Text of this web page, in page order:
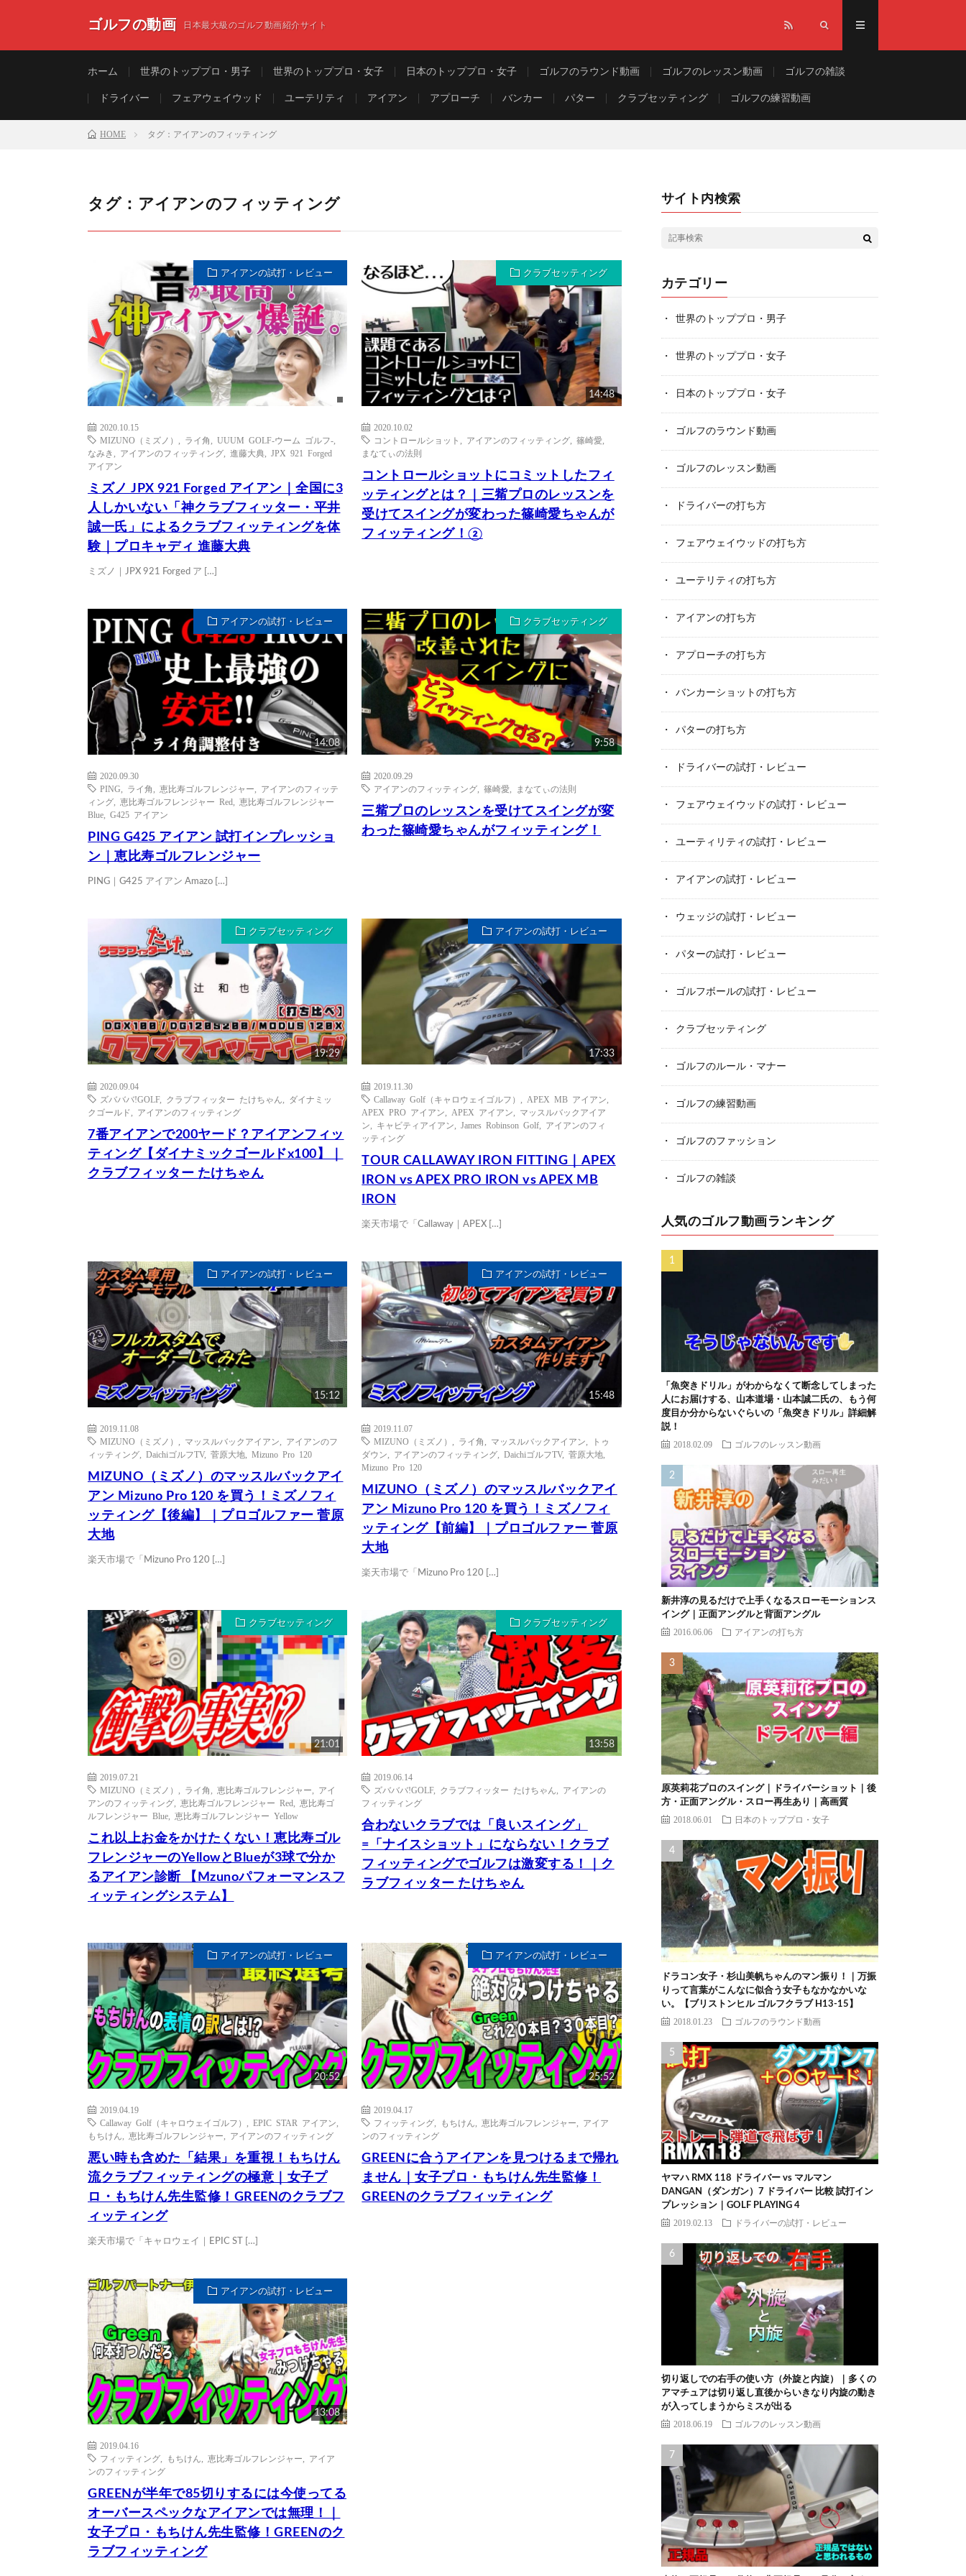
ゴルフの動画 日本最大級のゴルフ動画紹介サイト
ホーム 世界のトッププロ・男子 世界のトッププロ・女子 日本のトッププロ・女子 ゴルフのラウンド動画 ゴルフのレッスン動画 ゴルフの雑談
ドライバー フェアウェイウッド ユーテリティ アイアン アプローチ バンカー パター クラブセッティング ゴルフの練習動画
HOME タグ：アイアンのフィッティング
タグ：アイアンのフィッティング
アイアンの試打・レビュー
2020.10.15
MIZUNO（ミズノ）
ライ角 UUUM GOLF-ウーム ゴルフ-
なみき
アイアンのフィッティング 進藤大典
JPX 921 Forged
アイアン
ミズノ JPX 921 Forged アイアン｜全国に3
人しかいない「神クラブフィッター・平井
誠一氏」によるクラブフィッティングを体
験｜プロキャディ 進藤大典
ミズノ｜JPX 921 Forged ア […]
クラブセッティング
14:48
2020.10.02
コントロールショット
アイアンのフィッティング ,篠崎愛
まなてぃの法則
コントロールショットにコミットしたフィ
ッティングとは？｜三觜プロのレッスンを
受けてスイングが変わった篠崎愛ちゃんが
フィッティング！②
アイアンの試打・レビュー
14:08
2020.09.30
PING
ライ角 恵比寿ゴルフレンジャー
アイアンのフィッテ
ィング
恵比寿ゴルフレンジャー Red
恵比寿ゴルフレンジャー
Blue
G425 アイアン
PING G425 アイアン 試打インプレッショ
ン｜恵比寿ゴルフレンジャー
PING｜G425 アイアン Amazo […]
クラブセッティング
9:58
2020.09.29
アイアンのフィッティング ,篠崎愛 まなてぃの法則
三觜プロのレッスンを受けてスイングが変
わった篠崎愛ちゃんがフィッティング！
クラブセッティング
19:29
2020.09.04
ズバババ!GOLF, クラブフィッター たけちゃん
ダイナミッ
クゴールド
アイアンのフィッティング
7番アイアンで200ヤード？アイアンフィッ
ティング【ダイナミックゴールドx100】｜
クラブフィッター たけちゃん
アイアンの試打・レビュー
17:33
2019.11.30
Callaway Golf（キャロウェイゴルフ）
APEX MB アイアン
APEX PRO アイアン
APEX アイアン
マッスルバックアイア
ン
キャビティアイアン James Robinson Golf
アイアンのフィ
ッティング
TOUR CALLAWAY IRON FITTING｜APEX
IRON vs APEX PRO IRON vs APEX MB
IRON
楽天市場で「Callaway｜APEX […]
アイアンの試打・レビュー
15:12
2019.11.08
MIZUNO（ミズノ）
マッスルバックアイアン
アイアンのフ
ィッティング
DaichiゴルフTV, 菅原大地 Mizuno Pro 120
MIZUNO（ミズノ）のマッスルバックアイ
アン Mizuno Pro 120 を買う！ミズノフィ
ッティング【後編】｜プロゴルファー 菅原
大地
楽天市場で「Mizuno Pro 120 […]
アイアンの試打・レビュー
15:48
2019.11.07
MIZUNO（ミズノ）
ライ角 マッスルバックアイアン
トゥ
ダウン
アイアンのフィッティング ,DaichiゴルフTV,菅原大地
Mizuno Pro 120
MIZUNO（ミズノ）のマッスルバックアイ
アン Mizuno Pro 120 を買う！ミズノフィ
ッティング【前編】｜プロゴルファー 菅原
大地
楽天市場で「Mizuno Pro 120 […]
クラブセッティング
21:01
2019.07.21
MIZUNO（ミズノ）
ライ角 恵比寿ゴルフレンジャー
アイ
アンのフィッティング
恵比寿ゴルフレンジャー Red
恵比寿ゴ
ルフレンジャー Blue
恵比寿ゴルフレンジャー Yellow
これ以上お金をかけたくない！恵比寿ゴル
フレンジャーのYellowとBlueが3球で分か
るアイアン診断 【Mzunoパフォーマンスフ
ィッティングシステム】
クラブセッティング
13:58
2019.06.14
ズバババ!GOLF, クラブフィッター たけちゃん
アイアンの
フィッティング
合わないクラブでは「良いスイング」
=「ナイスショット」にならない！クラブ
フィッティングでゴルフは激変する！｜ク
ラブフィッター たけちゃん
アイアンの試打・レビュー
20:52
2019.04.19
Callaway Golf（キャロウェイゴルフ）
EPIC STAR アイアン
もちけん
恵比寿ゴルフレンジャー アイアンのフィッティング
悪い時も含めた「結果」を重視！もちけん
流クラブフィッティングの極意｜女子プ
ロ・もちけん先生監修！GREENのクラブフ
ィッティング
楽天市場で「キャロウェイ｜EPIC ST […]
アイアンの試打・レビュー
25:52
2019.04.17
フィッティング
もちけん ,恵比寿ゴルフレンジャー
アイア
ンのフィッティング
GREENに合うアイアンを見つけるまで帰れ
ません｜女子プロ・もちけん先生監修！
GREENのクラブフィッティング
アイアンの試打・レビュー
13:08
2019.04.16
フィッティング
もちけん 恵比寿ゴルフレンジャー
アイア
ンのフィッティング
GREENが半年で85切りするには今使ってる
オーバースペックなアイアンでは無理！｜
女子プロ・もちけん先生監修！GREENのク
ラブフィッティング
サイト内検索
カテゴリー
世界のトッププロ・男子
世界のトッププロ・女子
日本のトッププロ・女子
ゴルフのラウンド動画
ゴルフのレッスン動画
ドライバーの打ち方
フェアウェイウッドの打ち方
ユーテリティの打ち方
アイアンの打ち方
アプローチの打ち方
バンカーショットの打ち方
パターの打ち方
ドライバーの試打・レビュー
フェアウェイウッドの試打・レビュー
ユーティリティの試打・レビュー
アイアンの試打・レビュー
ウェッジの試打・レビュー
パターの試打・レビュー
ゴルフボールの試打・レビュー
クラブセッティング
ゴルフのルール・マナー
ゴルフの練習動画
ゴルフのファッション
ゴルフの雑談
人気のゴルフ動画ランキング
「魚突きドリル」がわからなくて断念してしまった
人にお届けする、山本道場・山本誠二氏の、もう何
度目か分からないぐらいの「魚突きドリル」詳細解
説！
2018.02.09 ゴルフのレッスン動画
新井淳の見るだけで上手くなるスローモーションス
イング｜正面アングルと背面アングル
2016.06.06 アイアンの打ち方
原英莉花プロのスイング｜ドライバーショット｜後
方・正面アングル・スロー再生あり｜高画質
2018.06.01 日本のトッププロ・女子
ドラコン女子・杉山美帆ちゃんのマン振り！｜万振
りって言葉がこんなに似合う女子もなかなかいな
い。【ブリストンヒル ゴルフクラブ H13-15】
2018.01.23 ゴルフのラウンド動画
ヤマハ RMX 118 ドライバー vs マルマン
DANGAN（ダンガン）7 ドライバー 比較 試打イン
プレッション｜GOLF PLAYING 4
2019.02.13 ドライバーの試打・レビュー
切り返しでの右手の使い方（外旋と内旋）｜多くの
アマチュアは切り返し直後からいきなり内旋の動き
が入ってしまうからミスが出る
2018.06.19 ゴルフのレッスン動画